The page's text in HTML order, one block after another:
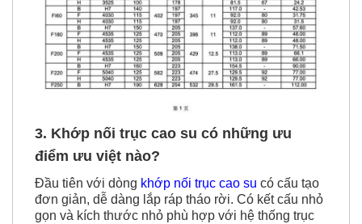
3. Khớp nối trục cao su có những ưu
điểm ưu việt nào?
Đầu tiên với dòng khớp nối trục cao su có cấu tạo
đơn giản, dễ dàng lắp ráp tháo rời. Có kết cấu nhỏ
gọn và kích thước nhỏ phù hợp với hệ thống trục